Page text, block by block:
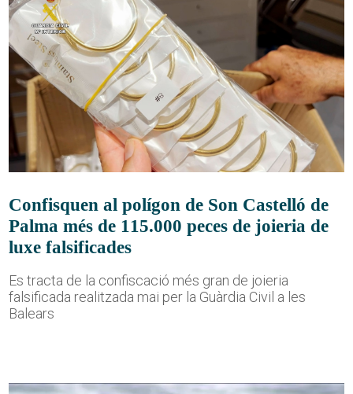
Confisquen al polígon de Son Castelló de
Palma més de 115.000 peces de joieria de
luxe falsificades
Es tracta de la confiscació més gran de joieria
falsificada realitzada mai per la Guàrdia Civil a les
Balears